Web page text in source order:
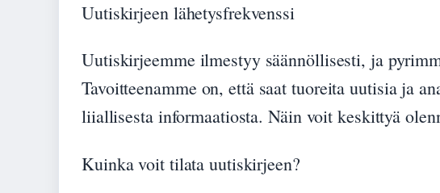
Uutiskirjeen lähetysfrekvenssi
Uutiskirjeemme ilmestyy säännöllisesti, ja
Tavoitteenamme on, että saat tuoreita uutisia ja
liiallisesta informaatiosta. Näin voit keskittyä
Kuinka voit tilata uutiskirjeen?